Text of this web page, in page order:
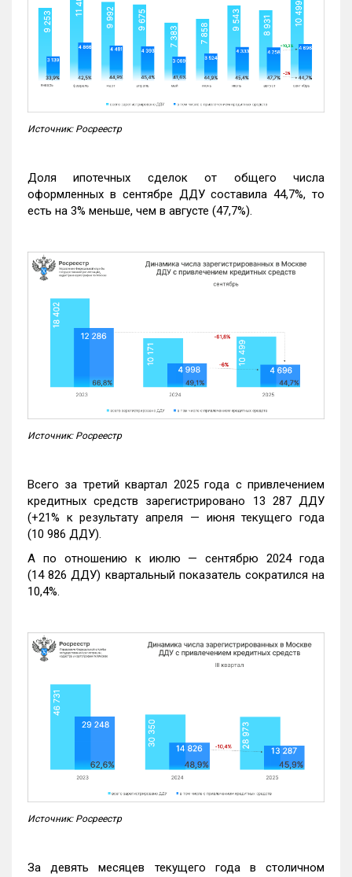
Источник: Росреестр
Доля ипотечных сделок от общего числа
оформленных в сентябре ДДУ составила 44,7%, то
есть на 3% меньше, чем в августе (47,7%).
Источник: Росреестр
Всего за третий квартал 2025 года с привлечением
кредитных средств зарегистрировано 13 287 ДДУ
(+21% к результату апреля — июня текущего года
(10 986 ДДУ).
А по отношению к июлю — сентябрю 2024 года
(14 826 ДДУ) квартальный показатель сократился на
10,4%.
Источник: Росреестр
За девять месяцев текущего года в столичном